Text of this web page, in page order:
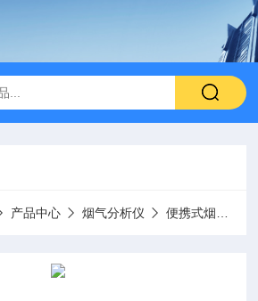
产品中心 烟气分析仪 便携式烟气分析仪